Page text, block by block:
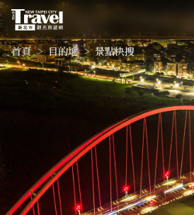
跳
到
主
要
內
首頁 目的地 景點快搜